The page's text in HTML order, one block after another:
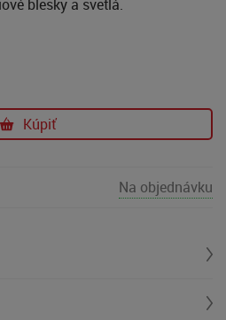
blesky a svetlá.
Kúpiť
Na objednávku